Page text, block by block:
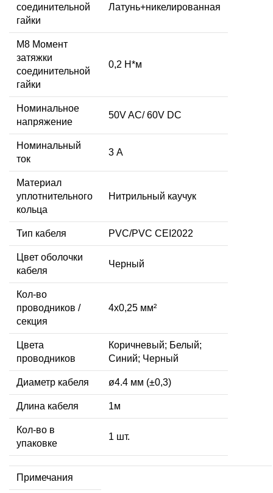
соединительной
гайки
Латунь+никелированная
M8 Момент
затяжки
соединительной
гайки
0,2 Н*м
Номинальное
напряжение
50V AC/ 60V DC
Номинальный
ток
3 А
Материал
уплотнительного
кольца
Нитрильный каучук
Тип кабеля PVC/PVC CEI2022
Цвет оболочки
кабеля
Черный
Кол-во
проводников /
секция
4x0,25 мм²
Цвета
проводников
Коричневый; Белый;
Синий; Черный
Диаметр кабеля ø4.4 мм (±0,3)
Длина кабеля 1м
Кол-во в
упаковке
1 шт.
Примечания